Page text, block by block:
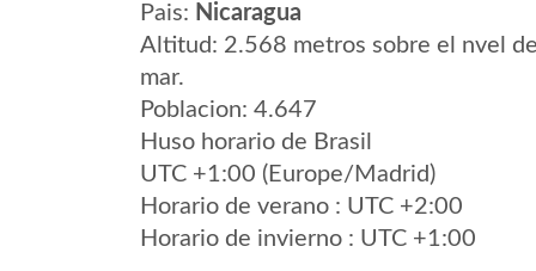
Pais: Nicaragua
Altitud: 2.568 metros sobre el nvel del
mar.
Poblacion: 4.647
Huso horario de Brasil
UTC +1:00 (Europe/Madrid)
Horario de verano : UTC +2:00
Horario de invierno : UTC +1:00